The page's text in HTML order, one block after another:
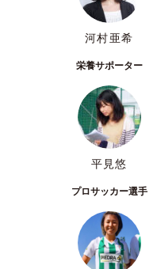
河村亜希
栄養サポーター
平見悠
プロサッカー選手